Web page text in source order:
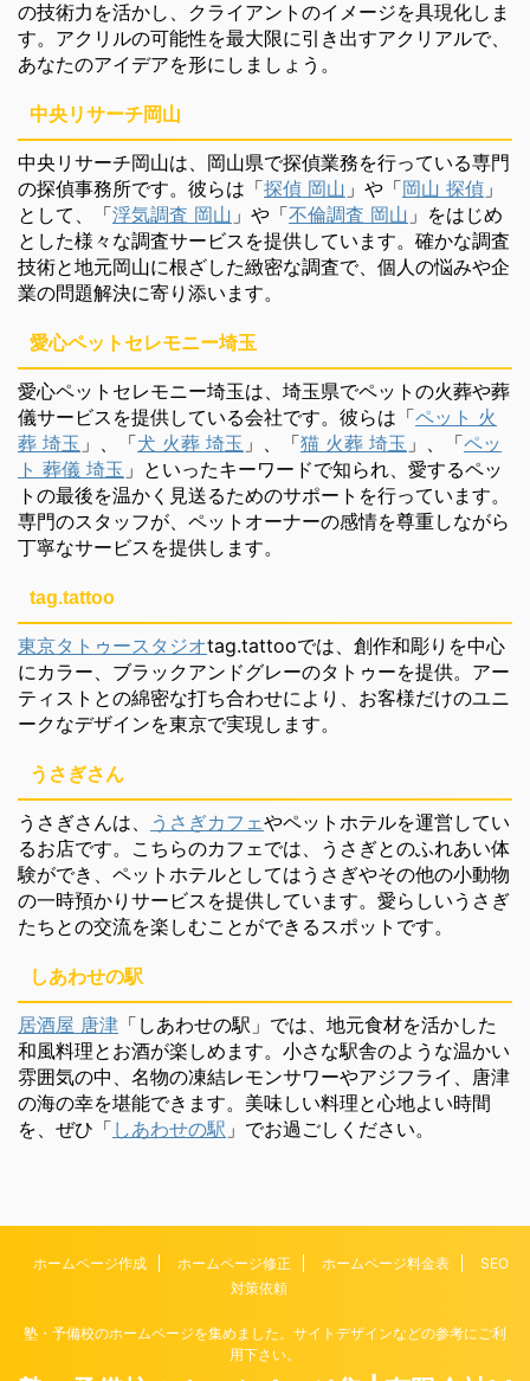
の技術力を活かし、クライアントのイメージを具現化しま
す。アクリルの可能性を最大限に引き出すアクリアルで、
あなたのアイデアを形にしましょう。
中央リサーチ岡山
中央リサーチ岡山は、岡山県で探偵業務を行っている専門
の探偵事務所です。彼らは「探偵 岡山 」や「岡山 探偵 」
として、「浮気調査 岡山 」や「不倫調査 岡山 」をはじめ
とした様々な調査サービスを提供しています。確かな調査
技術と地元岡山に根ざした緻密な調査で、個人の悩みや企
業の問題解決に寄り添います。
愛心ペットセレモニー埼玉
愛心ペットセレモニー埼玉は、埼玉県でペットの火葬や葬
儀サービスを提供している会社です。彼らは「ペット 火
葬 埼玉 」、「犬 火葬 埼玉 」、「猫 火葬 埼玉 」、「ペッ
ト 葬儀 埼玉 」といったキーワードで知られ、愛するペッ
トの最後を温かく見送るためのサポートを行っています。
専門のスタッフが、ペットオーナーの感情を尊重しながら
丁寧なサービスを提供します。
tag.tattoo
東京タトゥースタジオtag.tattooでは、創作和彫りを中心
にカラー、ブラックアンドグレーのタトゥーを提供。アー
ティストとの綿密な打ち合わせにより、お客様だけのユニ
ークなデザインを東京で実現します。
うさぎさん
うさぎさんは、 うさぎカフェやペットホテルを運営してい
るお店です。こちらのカフェでは、うさぎとのふれあい体
験ができ、ペットホテルとしてはうさぎやその他の小動物
の一時預かりサービスを提供しています。愛らしいうさぎ
たちとの交流を楽しむことができるスポットです。
しあわせの駅
居酒屋 唐津 「しあわせの駅」では、地元食材を活かした
和風料理とお酒が楽しめます。小さな駅舎のような温かい
雰囲気の中、名物の凍結レモンサワーやアジフライ、唐津
の海の幸を堪能できます。美味しい料理と心地よい時間
を、ぜひ「 しあわせの駅 」でお過ごしください。
ホームページ作成 ホームページ修正 ホームページ料金表
SEO
対策依頼
塾・予備校のホームページを集めました。サイトデザインなどの参考にご利
用下さい。